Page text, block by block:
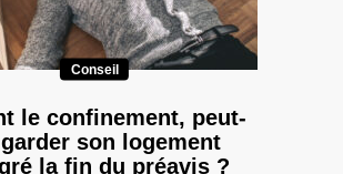
Conseil
le confinement, peut-
son logement
la fin du préavis ?